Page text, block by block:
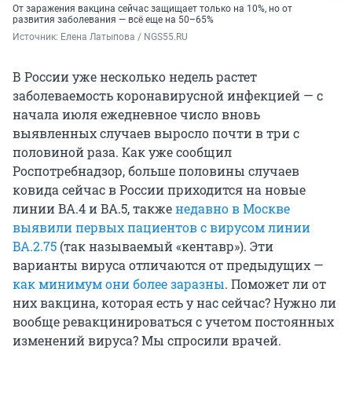
От заражения вакцина сейчас защищает только на 10%, но от
развития заболевания — всё еще на 50–65%
Источник: Елена Латыпова / NGS55.RU
В России уже несколько недель растет
заболеваемость коронавирусной инфекцией — с
начала июля ежедневное число вновь
выявленных случаев выросло почти в три с
половиной раза. Как уже сообщил
Роспотребнадзор, больше половины случаев
ковида сейчас в России приходится на новые
линии BA.4 и BA.5, такженедавно в Москве
выявили первых пациентов с вирусом линии
BA.2.75 (так называемый «кентавр»). Эти
варианты вируса отличаются от предыдущих —
как минимум они более заразны. Поможет ли от
них вакцина, которая есть у нас сейчас? Нужно ли
вообще ревакцинироваться с учетом постоянных
изменений вируса? Мы спросили врачей.